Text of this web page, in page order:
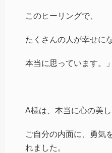
このヒーリングで、
たくさんの人が幸せに
本当に思っています。」
A様は、本当に心の美し
ご自分の内面に、勇気
れました。